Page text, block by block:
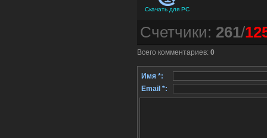
Скачать для PC
Счетчики: 261/
Всего комментариев: 0
Имя *:
Email *: